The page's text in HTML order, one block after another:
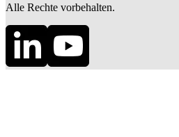
Alle Rechte vorbehalten.